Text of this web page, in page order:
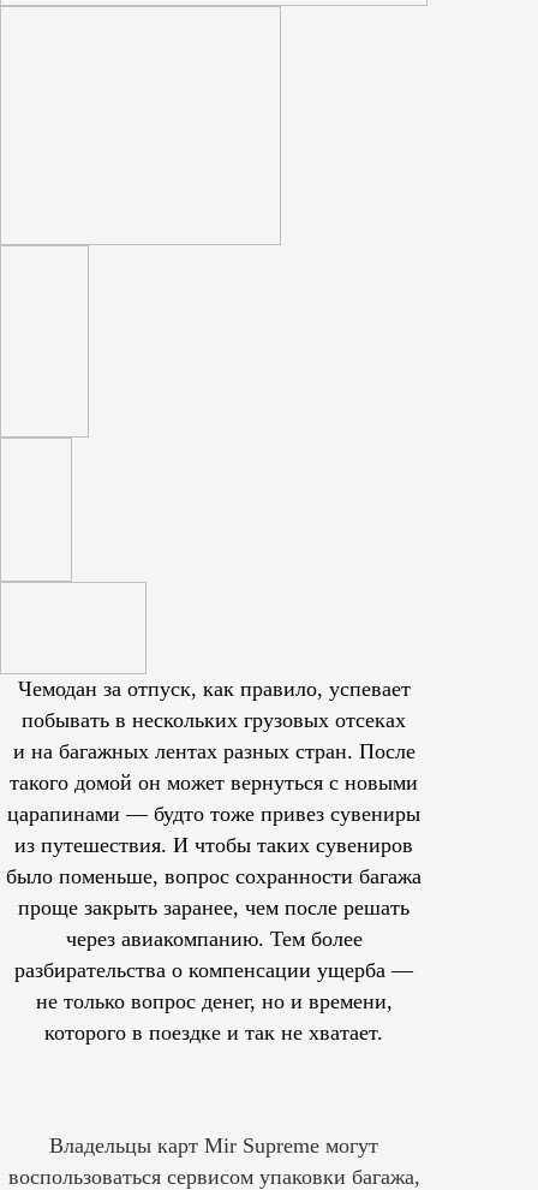
Чемодан за отпуск, как правило, успевает
побывать в нескольких грузовых отсеках
и на багажных лентах разных стран. После
такого домой он может вернуться с новыми
царапинами — будто тоже привез сувениры
из путешествия. И чтобы таких сувениров
было поменьше, вопрос сохранности багажа
проще закрыть заранее, чем после решать
через авиакомпанию. Тем более
разбирательства о компенсации ущерба —
не только вопрос денег, но и времени,
которого в поездке и так не хватает.
Владельцы карт Mir Supreme могут
воспользоваться сервисом упаковки багажа,